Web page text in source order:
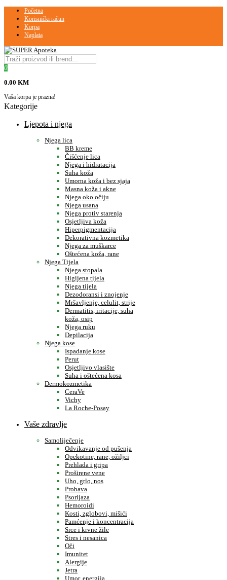
Početna
Korisnički račun
Korpa
Naplata
0
0.00 KM
Vaša korpa je prazna!
Kategorije
Ljepota i njega
Njega lica
BB kreme
Čišćenje lica
Njega i hidratacija
Suha koža
Umorna koža i bez sjaja
Masna koža i akne
Njega oko očiju
Njega usana
Njega protiv starenja
Osjetljiva koža
Hiperpigmentacija
Dekorativna kozmetika
Njega za muškarce
Oštećena koža, rane
Njega Tijela
Njega stopala
Higijena tijela
Njega tijela
Dezodoransi i znojenje
Mršavljenje, celulit, strije
Dermatitis, iritacije, suha
koža, osip
Njega ruku
Depilacija
Njega kose
Ispadanje kose
Perut
Osjetljivo vlasište
Suha i oštećena kosa
Dermokozmetika
CeraVe
Vichy
La Roche-Posay
Vaše zdravlje
Samoliječenje
Odvikavanje od pušenja
Opekotine, rane, ožiljci
Prehlada i gripa
Proširene vene
Uho, grlo, nos
Probava
Psorijaza
Hemoroidi
Kosti, zglobovi, mišići
Pamćenje i koncentracija
Srce i krvne žile
Stres i nesanica
Oči
Imunitet
Alergije
Jetra
Umor, energija